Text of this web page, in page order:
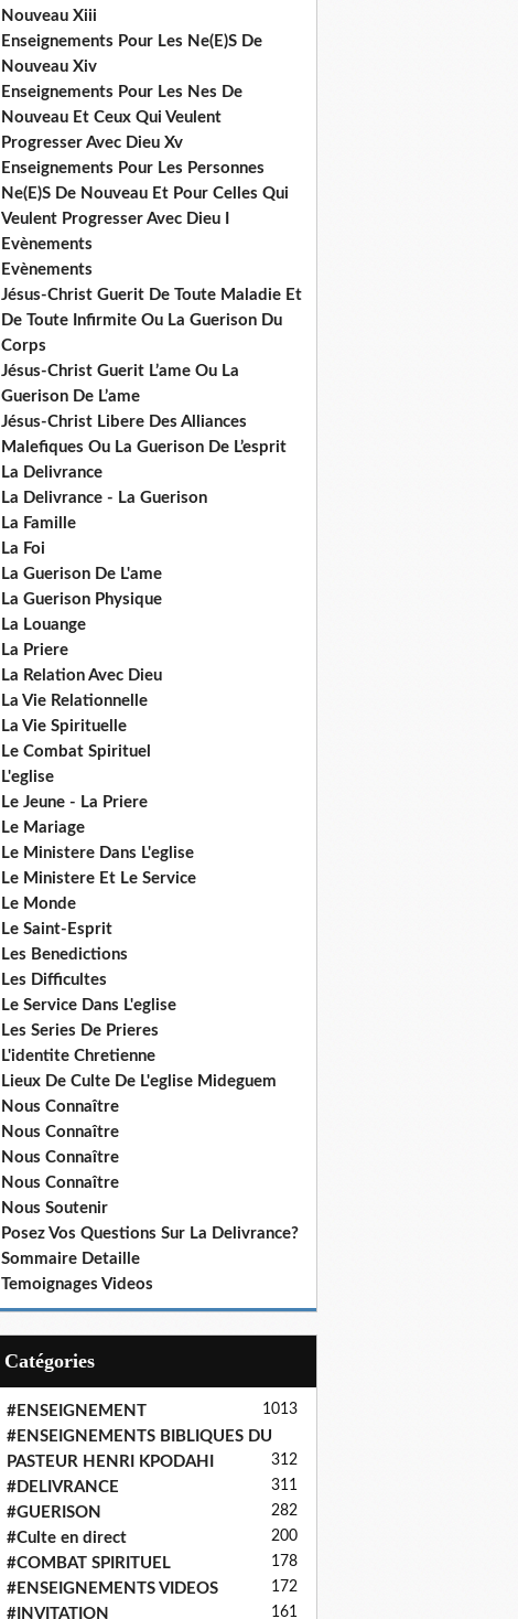
Nouveau Xiii
Enseignements Pour Les Ne(E)S De
Nouveau Xiv
Enseignements Pour Les Nes De
Nouveau Et Ceux Qui Veulent
Progresser Avec Dieu Xv
Enseignements Pour Les Personnes
Ne(E)S De Nouveau Et Pour Celles Qui
Veulent Progresser Avec Dieu I
Evènements
Evènements
Jésus-Christ Guerit De Toute Maladie Et
De Toute Infirmite Ou La Guerison Du
Corps
Jésus-Christ Guerit L’ame Ou La
Guerison De L’ame
Jésus-Christ Libere Des Alliances
Malefiques Ou La Guerison De L’esprit
La Delivrance
La Delivrance - La Guerison
La Famille
La Foi
La Guerison De L'ame
La Guerison Physique
La Louange
La Priere
La Relation Avec Dieu
La Vie Relationnelle
La Vie Spirituelle
Le Combat Spirituel
L'eglise
Le Jeune - La Priere
Le Mariage
Le Ministere Dans L'eglise
Le Ministere Et Le Service
Le Monde
Le Saint-Esprit
Les Benedictions
Les Difficultes
Le Service Dans L'eglise
Les Series De Prieres
L'identite Chretienne
Lieux De Culte De L'eglise Mideguem
Nous Connaître
Nous Connaître
Nous Connaître
Nous Connaître
Nous Soutenir
Posez Vos Questions Sur La Delivrance?
Sommaire Detaille
Temoignages Videos
Catégories
#ENSEIGNEMENT 1013
#ENSEIGNEMENTS BIBLIQUES DU
PASTEUR HENRI KPODAHI
312
#DELIVRANCE 311
#GUERISON 282
#Culte en direct 200
#COMBAT SPIRITUEL 178
#ENSEIGNEMENTS VIDEOS 172
#INVITATION 161